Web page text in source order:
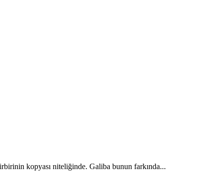
kopyası niteliğinde. Galiba bunun farkında...